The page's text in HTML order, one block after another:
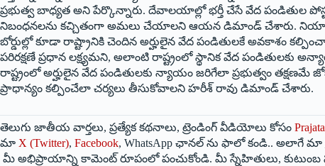
ప్రభుత్వ బాధ్యత అని పేర్కొన్నారు. దేవాలయాల్లో భర్తీ చేసే వేద పండితుల
నిబంధనలను కచ్చితంగా అమలు చేయాలని ఆయన డిమాండ్ చేశారు. నియామక
బోర్డుల్లో కూడా రాష్ట్రానికి చెందిన అర్హులైన వేద పండితులకే అవకాశం
పరిరక్షణే ప్రధాన లక్ష్యమని, అలాంటి రాష్ట్రంలో స్థానిక వేద పండితులకు
రాష్ట్రంలో అర్హులైన వేద పండితులకు న్యాయం జరిగేలా ప్రభుత్వం తక్షణమే
ప్రాధాన్యం కల్పించేలా చర్యలు తీసుకోవాలని హరీశ్ రావు డిమాండ్ చేశారు.
తెలుగు జాతీయ వార్తలు, ప్రత్యేక కథనాలు, ట్రెండింగ్ వీడియోలు కోసం
మా X (Twitter), Facebook, WhatsApp ఛానల్ ను ఫాలో కండి.. అలాగే మా
మీ అభిప్రాయాన్ని కామెంట్ రూపంలో పంచుకోండి. మీ స్నేహితులు, కుటుంబ